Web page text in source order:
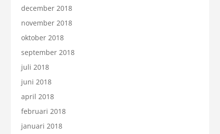
december 2018
november 2018
oktober 2018
september 2018
juli 2018
juni 2018
april 2018
februari 2018
januari 2018